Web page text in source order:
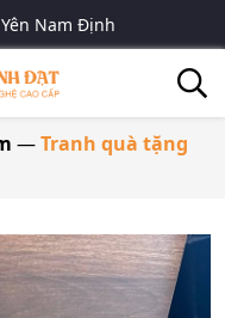
Nam Định
—Tranh quà tặng